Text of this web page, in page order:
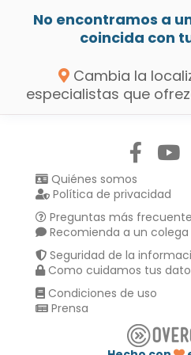
No encontramos a
coincida con
Cambia la
especialistas que
Quiénes somos
Política de privacidad
Preguntas más
Recomienda a un colega
Seguridad de la
Como cuidamos tus
Condiciones de uso
Prensa